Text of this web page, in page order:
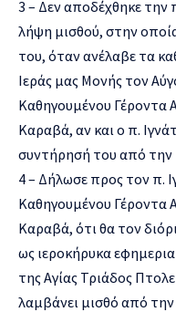
3 – Δεν αποδέχθηκε την
λήψη μισθού, στην
του, όταν ανέλαβε τα
Ιεράς μας Μονής τον
Καθηγουμένου Γέροντα
Καραβά, αν και ο π.
συντήρησή του από την
4 – Δήλωσε προς τον π.
Καθηγουμένου Γέροντα
Καραβά, ότι θα τον
ως ιεροκήρυκα
της Αγίας Τριάδος
λαμβάνει μισθό από